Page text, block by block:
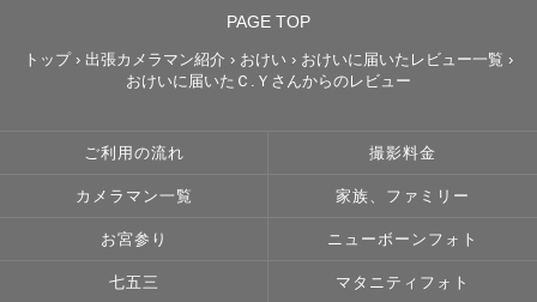
᠃ ⚘᠂ ⚘ ˚ ⚘ ᠂ ⚘ ᠃
日常の中の様々なシーンでの
幸せな瞬間・かけがえのない瞬間を
させていただきます〜
PAGE TOP
トップ › 出張カメラマン紹介 › おけい › おけいに届いたレビュー一覧 ›
おけいに届いたＣ.Ｙさんからのレビュー
ご利用の流れ 撮影料金
カメラマン一覧 家族、ファミリー
お宮参り ニューボーンフォト
七五三 マタニティフォト